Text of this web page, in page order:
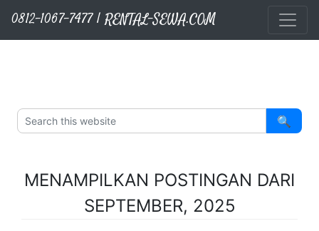
RENTAL-SEWA.COM
Layanan Kami
Sewa Sound System
Sewa TV Matador
Sewa Proyektor
Sewa Videotron
0812-1067-7477 | RENTAL-SEWA.COM
🔍
MENAMPILKAN POSTINGAN DARI
SEPTEMBER, 2025